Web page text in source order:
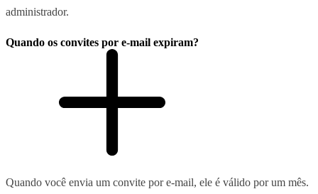
administrador.
Quando os convites por e-mail expiram?
Quando você envia um convite por e-mail, ele é válido por um mês.